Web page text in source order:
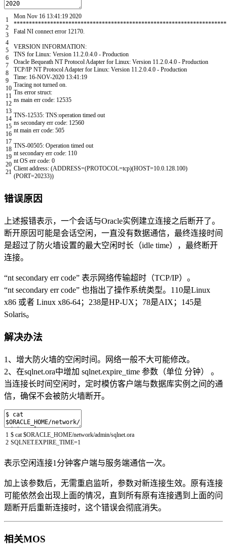
1
2
3
4
5
6
7
8
9
10
11
12
13
14
15
16
17
18
19
20
21
Mon Nov 16 13:41 :19 2020
**********************************************************************
Fatal NI connect error 12170.
VERSION INFORMATION:
TNS for Linux: Version 11.2.0.4.0 - Production
Oracle Bequeath NTProtocol Adapter for Linux: Version 11.2.0.4.0 - Production
TCP/IP NTProtocol Adapter for Linux: Version 11.2.0.4.0 - Production
Time: 16-NOV-2020 13:41 :19
Tracing not turned on
Tns error struct:
ns main err code: 12535
TNS-12535: TNS:operation timed out
ns secondary err code: 12560
nt main err code: 505
TNS-00505: Operation timed out
nt secondary err code: 110
nt OS err code: 0
Client address: (ADDRESS=(PROTOCOL=tcp)(HOST=10.0.128.100)
(PORT=20233))
错误原因
上述报错表示，一个会话与Oracle实例建立连接之后断开了。
断开原因可能是会话空闲，一直没有数据通信，最终连接时间
是超过了防火墙设置的最大空闲时长（idle time），最终断开
连接。
“nt secondary err code” 表示网络传输超时（TCP/IP）。
“nt secondary err code” 也指出了操作系统类型。110是Linux
x86 或者 Linux x86-64；238是HP-UX；78是AIX；145是
Solaris。
解决办法
1、增大防火墙的空闲时间。网络一般不大可能修改。
2、在sqlnet.ora中增加 sqlnet.expire_time 参数（单位 分钟） 。
当连接长时间空闲时，定时模仿客户端与数据库实例之间的通
信，确保不会被防火墙断开。
1
2
$ cat $ORACLE_HOME/network/admin/sqlnet ora
SQLNET.EXPIRE_TIME=1
表示空闲连接1分钟客户端与服务端通信一次。
加上该参数后，无需重启监听，参数对新连接生效。原有连接
可能依然会出现上面的情况，直到所有原有连接遇到上面的问
题断开后重新连接时，这个错误会彻底消失。
相关MOS